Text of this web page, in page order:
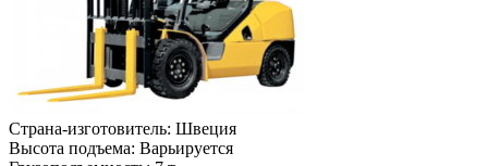
Страна-изготовитель: Швеция
Высота подъема: Варьируется